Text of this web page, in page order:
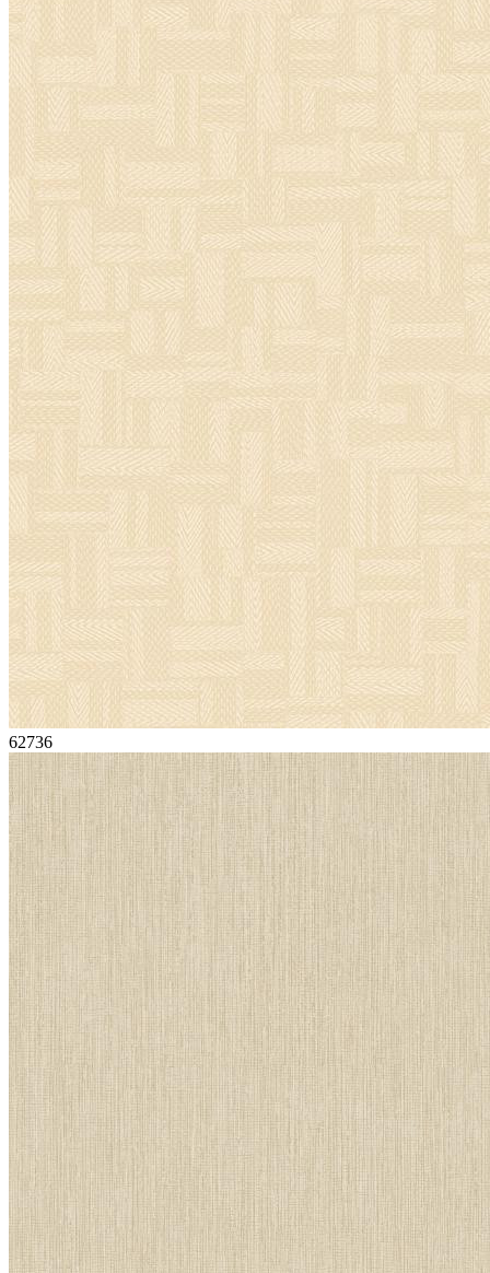
62736